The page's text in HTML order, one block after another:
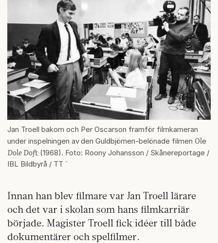
Jan Troell bakom och Per Oscarson framför filmkameran
under inspelningen avden Guldbjörnen-belönade filmen Ole
Dole Doft (1968). Foto: Roony Johansson / Skånereportage /
IBL Bildbyrå / TT ´
Innan han blev filmare var Jan Troell lärare
och det var i skolan som hans filmkarriär
började. Magister Troell fick idéer till både
dokumentärer och spelfilmer.